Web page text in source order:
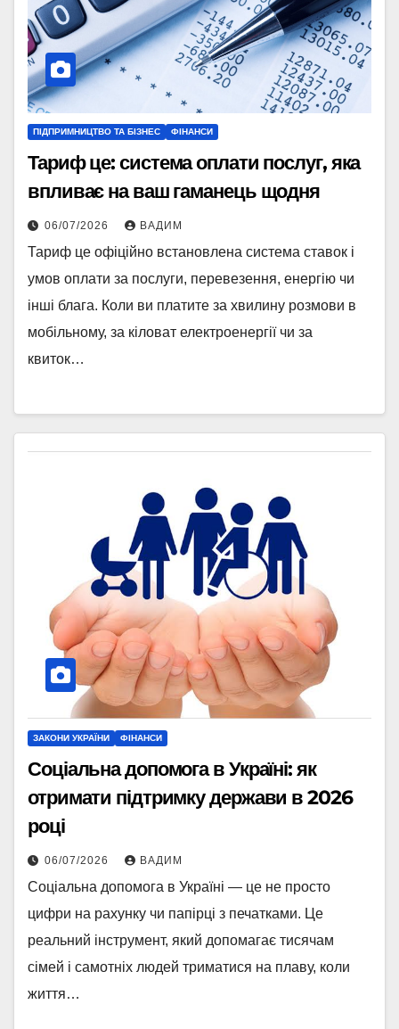
ПІДПРИМНИЦТВО ТА БІЗНЕС ФІНАНСИ
Тариф це: система оплати послуг, яка
впливає на ваш гаманець щодня
06/07/2026 ВАДИМ
Тариф це офіційно встановлена система ставок і
умов оплати за послуги, перевезення, енергію чи
інші блага. Коли ви платите за хвилину розмови в
мобільному, за кіловат електроенергії чи за
квиток…
ЗАКОНИ УКРАЇНИ ФІНАНСИ
Соціальна допомога в Україні: як
отримати підтримку держави в 2026
році
06/07/2026 ВАДИМ
Соціальна допомога в Україні — це не просто
цифри на рахунку чи папірці з печатками. Це
реальний інструмент, який допомагає тисячам
сімей і самотніх людей триматися на плаву, коли
життя…